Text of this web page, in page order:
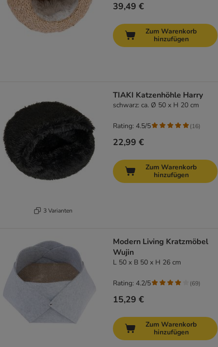
39,49 €
Zum Warenkorb
hinzufügen
3 Varianten
TIAKI Katzenhöhle Harry
schwarz: ca. Ø 50 x H 20 cm
22,99 €
Rating: 4.5/5 (16)
Zum Warenkorb
hinzufügen
Modern Living Kratzmöbel
Wujin
L 50 x B 50 x H 26 cm
15,29 €
Rating: 4.2/5 (69)
Zum Warenkorb
hinzufügen